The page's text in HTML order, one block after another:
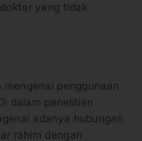
yang tidak
penggunaan
dalam penelitian
adanya hubungan
rahim dengan